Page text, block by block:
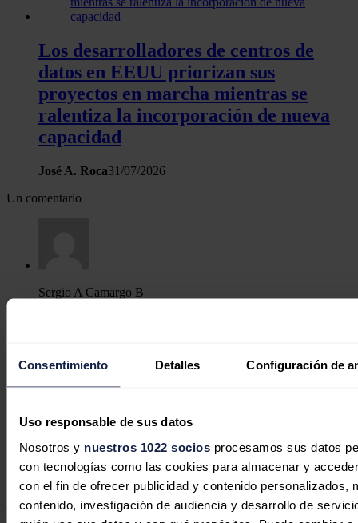
Consentimiento Detalles Configuración de
Uso responsable de sus datos
Nosotros y nuestros 1022 sociosprocesamos sus datos
con tecnologías como las cookies para almacenar y
con el fin de ofrecer publicidad y contenido personalizados,
contenido, investigación de audiencia y desarrollo de
Los desarrolladores de centros de
datos en EEUU priorizan sus
proyectos en marcha mientras se
ralentiza la incorporación de nueva
capacidad
José A. Roca31/07/2026
Un comentario
Sergio A Camargo B
Que bueno fuera ampliar el análisis para conocer la incidencia
Igualmente escalar el estudio para conocer la incidencia de las
Latinoamericanas.
Deja tu comentario
Tu dirección de correo electrónico no será publicada. Todos los